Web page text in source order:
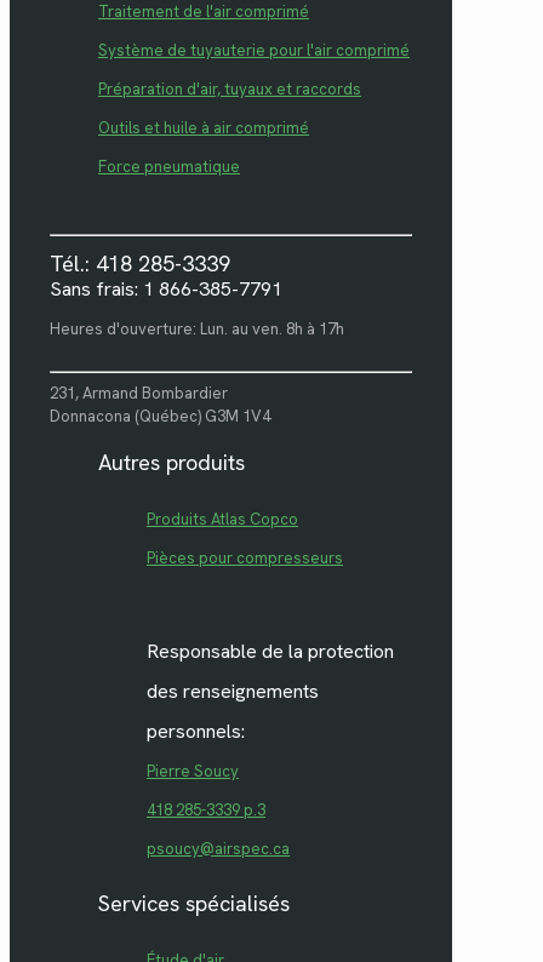
Traitement de l'air comprimé
Système de tuyauterie pour l'air comprimé
Préparation d'air, tuyaux et raccords
Outils et huile à air comprimé
Force pneumatique
Tél.: 418 285-3339
Sans frais: 1 866-385-7791
Heures d'ouverture: Lun. au ven. 8h à 17h
231, Armand Bombardier
Donnacona (Québec) G3M 1V4
Autres produits
Produits Atlas Copco
Pièces pour compresseurs
Responsable de la protection
des renseignements
personnels:
Pierre Soucy
418 285-3339 p.3
psoucy@airspec.ca
Services spécialisés